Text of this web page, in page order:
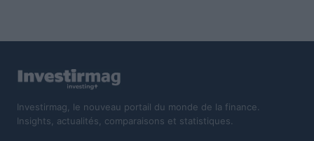
Investirmag, le nouveau portail du monde de la finance.
Insights, actualités, comparaisons et statistiques.